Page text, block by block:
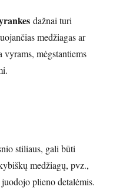
dažnai turi
medžiagas ar
mėgstantiems
stiliaus, gali būti
medžiagų, pvz.,
plieno detalėmis.